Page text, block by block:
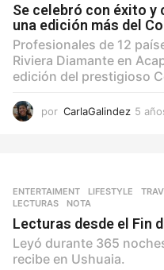
Se celebró con éxito
una edición más del
Profesionales de 12
Riviera Diamante en
edición del prestigioso
por CarlaGalindez 5
ENTERTAIMENT ,LIFESTYLE ,
LECTURAS
,NOTA
Lecturas desde el Fin
Leyó durante 365
recibe en Ushuaia.